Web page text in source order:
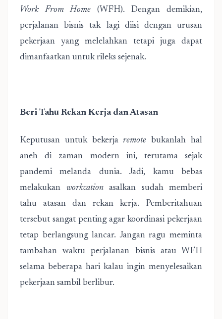
Work From Home (WFH). Dengan demikian,
perjalanan bisnis tak lagi diisi dengan urusan
pekerjaan yang melelahkan tetapi juga dapat
dimanfaatkan untuk rileks sejenak.
Beri Tahu Rekan Kerja dan Atasan
Keputusan untuk bekerjaremote bukanlah hal
aneh di zaman modern ini, terutama sejak
pandemi melanda dunia. Jadi, kamu bebas
melakukan workcation asalkan sudah memberi
tahu atasan dan rekan kerja. Pemberitahuan
tersebut sangat penting agar koordinasi pekerjaan
tetap berlangsung lancar. Jangan ragu meminta
tambahan waktu perjalanan bisnis atau WFH
selama beberapa hari kalau ingin menyelesaikan
pekerjaan sambil berlibur.